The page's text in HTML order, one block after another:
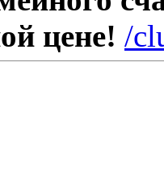
цене! /